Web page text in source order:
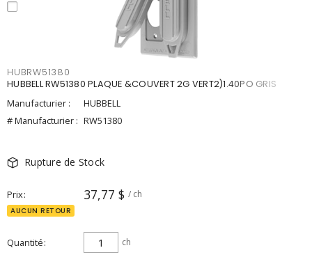
HUBRW51380
HUBBELL RW51380 PLAQUE &COUVERT 2G VERT2)1.40PO GRIS
Manufacturier :
HUBBELL
# Manufacturier : RW51380
Rupture de Stock
Prix 37,77 $ / ch
AUCUN RETOUR
Quantité ch